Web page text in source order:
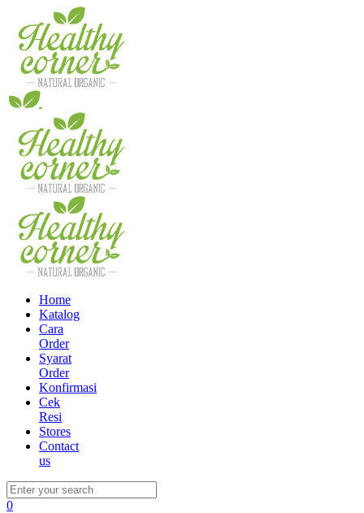
Home
Katalog
Cara
Order
Syarat
Order
Konfirmasi
Cek
Resi
Stores
Contact
us
0